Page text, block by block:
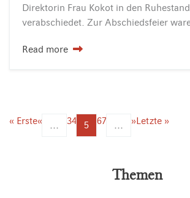
Direktorin Frau Kokot in den Ruhestand
Read more
« Erste« ... 34 5 67 ... »Letzte »
Themen